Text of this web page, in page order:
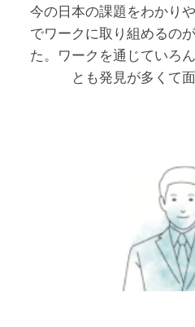
今の日本の課題をわかり
でワークに取り組めるの
た。ワークを通じていろ
とも発見が多くて